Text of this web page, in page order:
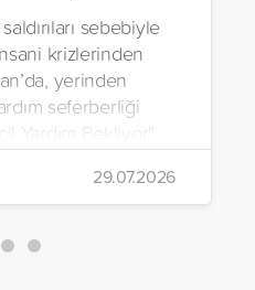
sebebiyle
krizlerinden
yerinden
seferberliği
Yardım Bekliyor"
çalışmalarına
Yardım Vakfı,
ülkeye 80
ulaştırdı.
29.07.2026